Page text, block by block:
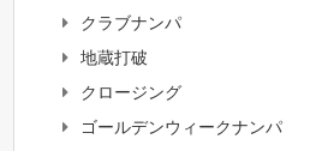
クラブナンパ
地蔵打破
クロージング
ゴールデンウィークナンパ